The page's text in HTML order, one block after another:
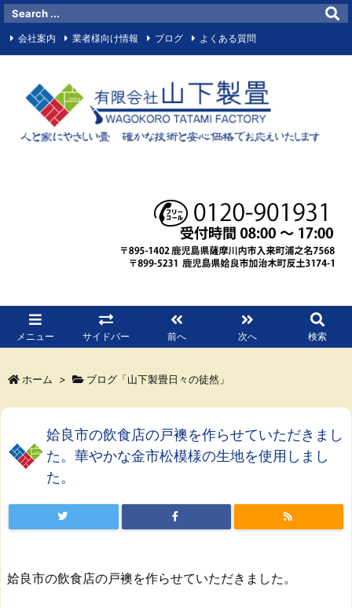
メニュー サイドバー 前へ 次へ 検索
会社案内 業者様向け情報 ブログ よくある質問
Facebook RSS
ホーム > ブログ「山下製畳日々の徒然」
姶良市の飲食店の戸襖を作らせていただきまし
た。華やかな金市松模様の生地を使用しまし
た。
姶良市の飲食店の戸襖を作らせていただきました。